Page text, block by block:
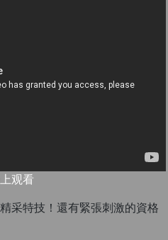
观看
采特技！還有緊張刺激的資格